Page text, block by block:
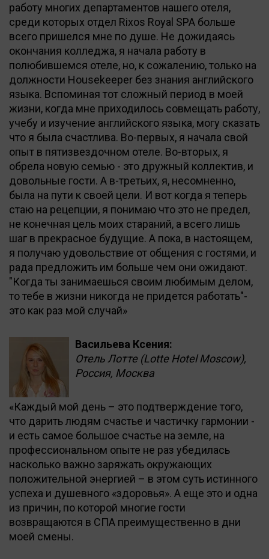
работу многих департаментов нашего отеля,
среди которых отдел Rixos Royal SPA больше
всего пришелся мне по душе. Не дожидаясь
окончания колледжа, я начала работу в
полюбившемся отеле, но, к сожалению, только на
должности Housekeeper без знания английского
языка. Вспоминая тот сложный период в моей
жизни, когда мне приходилось совмещать работу,
учебу и изучение английского языка, могу сказать
что я была счастлива. Во-первых, я начала свой
опыт в пятизвездочном отеле. Во-вторых, я
обрела новую семью - это дружный коллектив, и
довольные гости. А в-третьих, я, несомненно,
была на пути к своей цели. И вот когда я теперь
стаю на рецепции, я понимаю что это не предел,
не конечная цель моих стараний, а всего лишь
шаг в прекрасное будущие. А пока, в настоящем,
я получаю удовольствие от общения с гостями, и
рада предложить им больше чем они ожидают.
"Когда ты занимаешься своим любимым делом,
то тебе в жизни никогда не придется работать"-
это как раз мой случай»
Васильева Ксения:
Отель Лотте (Lotte Hotel Moscow),
Россия, Москва
«Каждый мой день – это подтверждение того,
что дарить людям счастье и частичку гармонии -
и есть самое большое счастье на земле, на
профессиональном опыте не раз убедилась
насколько важно заряжать окружающих
положительной энергией – в этом суть истинного
успеха и душевного «здоровья». А еще это и одна
из причин, по которой многие гости
возвращаются в СПА преимущественно в дни
моей смены.